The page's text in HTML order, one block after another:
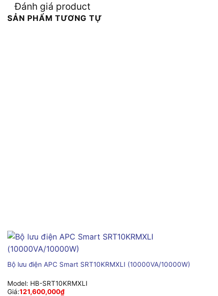
Đánh giá product
SẢN PHẨM TƯƠNG TỰ
Bộ lưu điện APC Smart SRT10KRMXLI (10000VA/10000W)
Model: HB-SRT10KRMXLI
Giá:121,600,000₫